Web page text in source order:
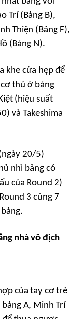
Trí (Bảng B),
Thiện (Bảng F),
(Bảng N).
khe cửa hẹp để
thủ ở bảng
(hiệu suất
và Takeshima
20/5)
nhì bảng có
của Round 2)
3 cùng 7
nhà vô địch
của tay cơ trẻ
A, Minh Trí